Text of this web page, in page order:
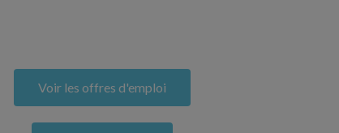
Voir les offres d'emploi